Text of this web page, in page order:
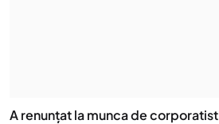
A renunțat la munca de